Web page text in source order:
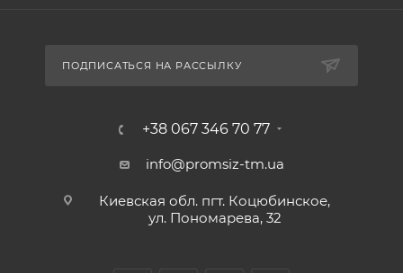
ПОДПИСАТЬСЯ НА РАССЫЛКУ
+38 067 346 70 77
info@promsiz-tm.ua
Киевская обл. пгт. Коцюбинское,
ул. Пономарева, 32